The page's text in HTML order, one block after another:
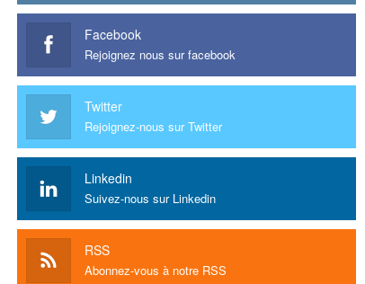
Facebook
Rejoignez nous sur facebook
Twitter
Rejoignez-nous sur Twitter
Linkedin
Suivez-nous sur Linkedin
RSS
Abonnez-vous à notre RSS